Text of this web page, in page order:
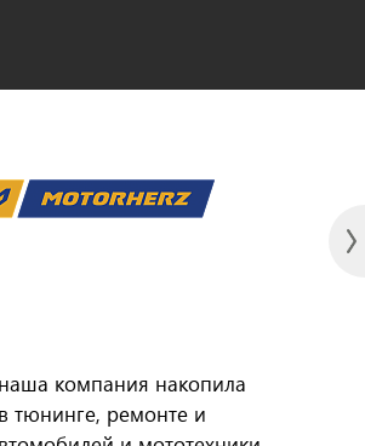
компания накопила
тюнинге, ремонте и